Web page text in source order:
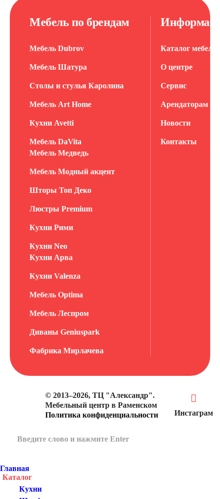
Мебель по брендам
Мебель Dubrov
Мебель Шатура
Столы и стулья Каролина
Мебель Art Home
Кухни Avetti
Мебель DaVita
Мебель Медведь
Мебель Модный акцент
Шторы Топ Деко
Люстры Premium
Кухни Рими
Кухни Neo
Кухни Арва
Кухни Valenza
Мебель Optima
Мебель Леспром
Диваны Geniuspark
Фабрика Мирлачева
Каталог мебели
О центре
Сервис
Арендаторам
Новости
Контакты
© 2013–2026, ТЦ "Александр".
Мебельный центр в Раменском
Политика конфиденциальности
Инстаграм
Главная
Каталог
Кухни